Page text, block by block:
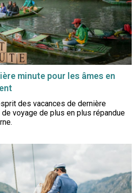
minute pour les âmes en
des vacances de dernière
de voyage de plus en plus répandue